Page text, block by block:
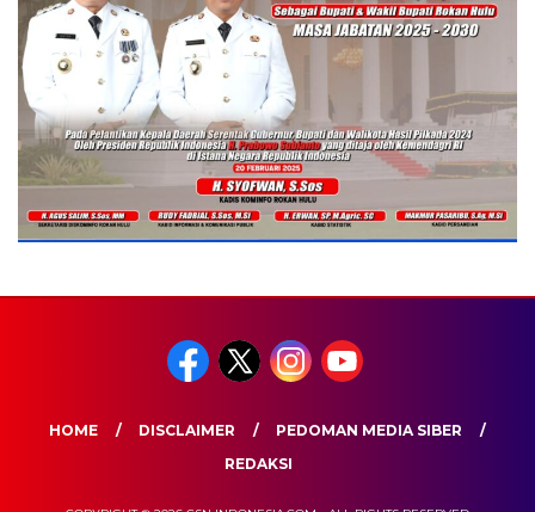
HOME DISCLAIMER
PEDOMAN MEDIA SIBER
REDAKSI